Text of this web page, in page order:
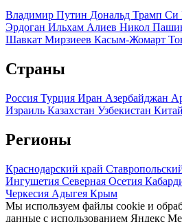
Владимир Путин Дональд Трамп Си
Эрдоган Ильхам Алиев Никол
Шавкат Мирзиеев Касым-Жомарт
Страны
Россия Турция Иран Азербайджан
Израиль Казахстан Узбекистан Китай
Регионы
Краснодарский край
Ингушетия Северная Осетия
Черкесия Адыгея Крым
Мы используем файлы cookie и
данные с использованием Яндекс